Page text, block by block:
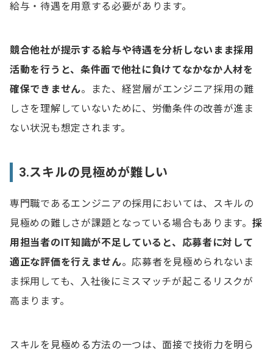
給与・待遇を用意する必要があります。
競合他社が提示する給与や待遇を分析しないまま採用
活動を行うと、条件面で他社に負けてなかなか人材を
確保できません。また、経営層がエンジニア採用の難
しさを理解していないために、労働条件の改善が進ま
ない状況も想定されます。
3.スキルの見極めが難しい
専門職であるエンジニアの採用においては、スキルの
見極めの難しさが課題となっている場合もあります。 採
用担当者のIT知識が不足していると、応募者に対して
適正な評価を行えません。応募者を見極められないま
ま採用しても、入社後にミスマッチが起こるリスクが
高まります。
スキルを見極める方法の一つは、面接で技術力を明ら